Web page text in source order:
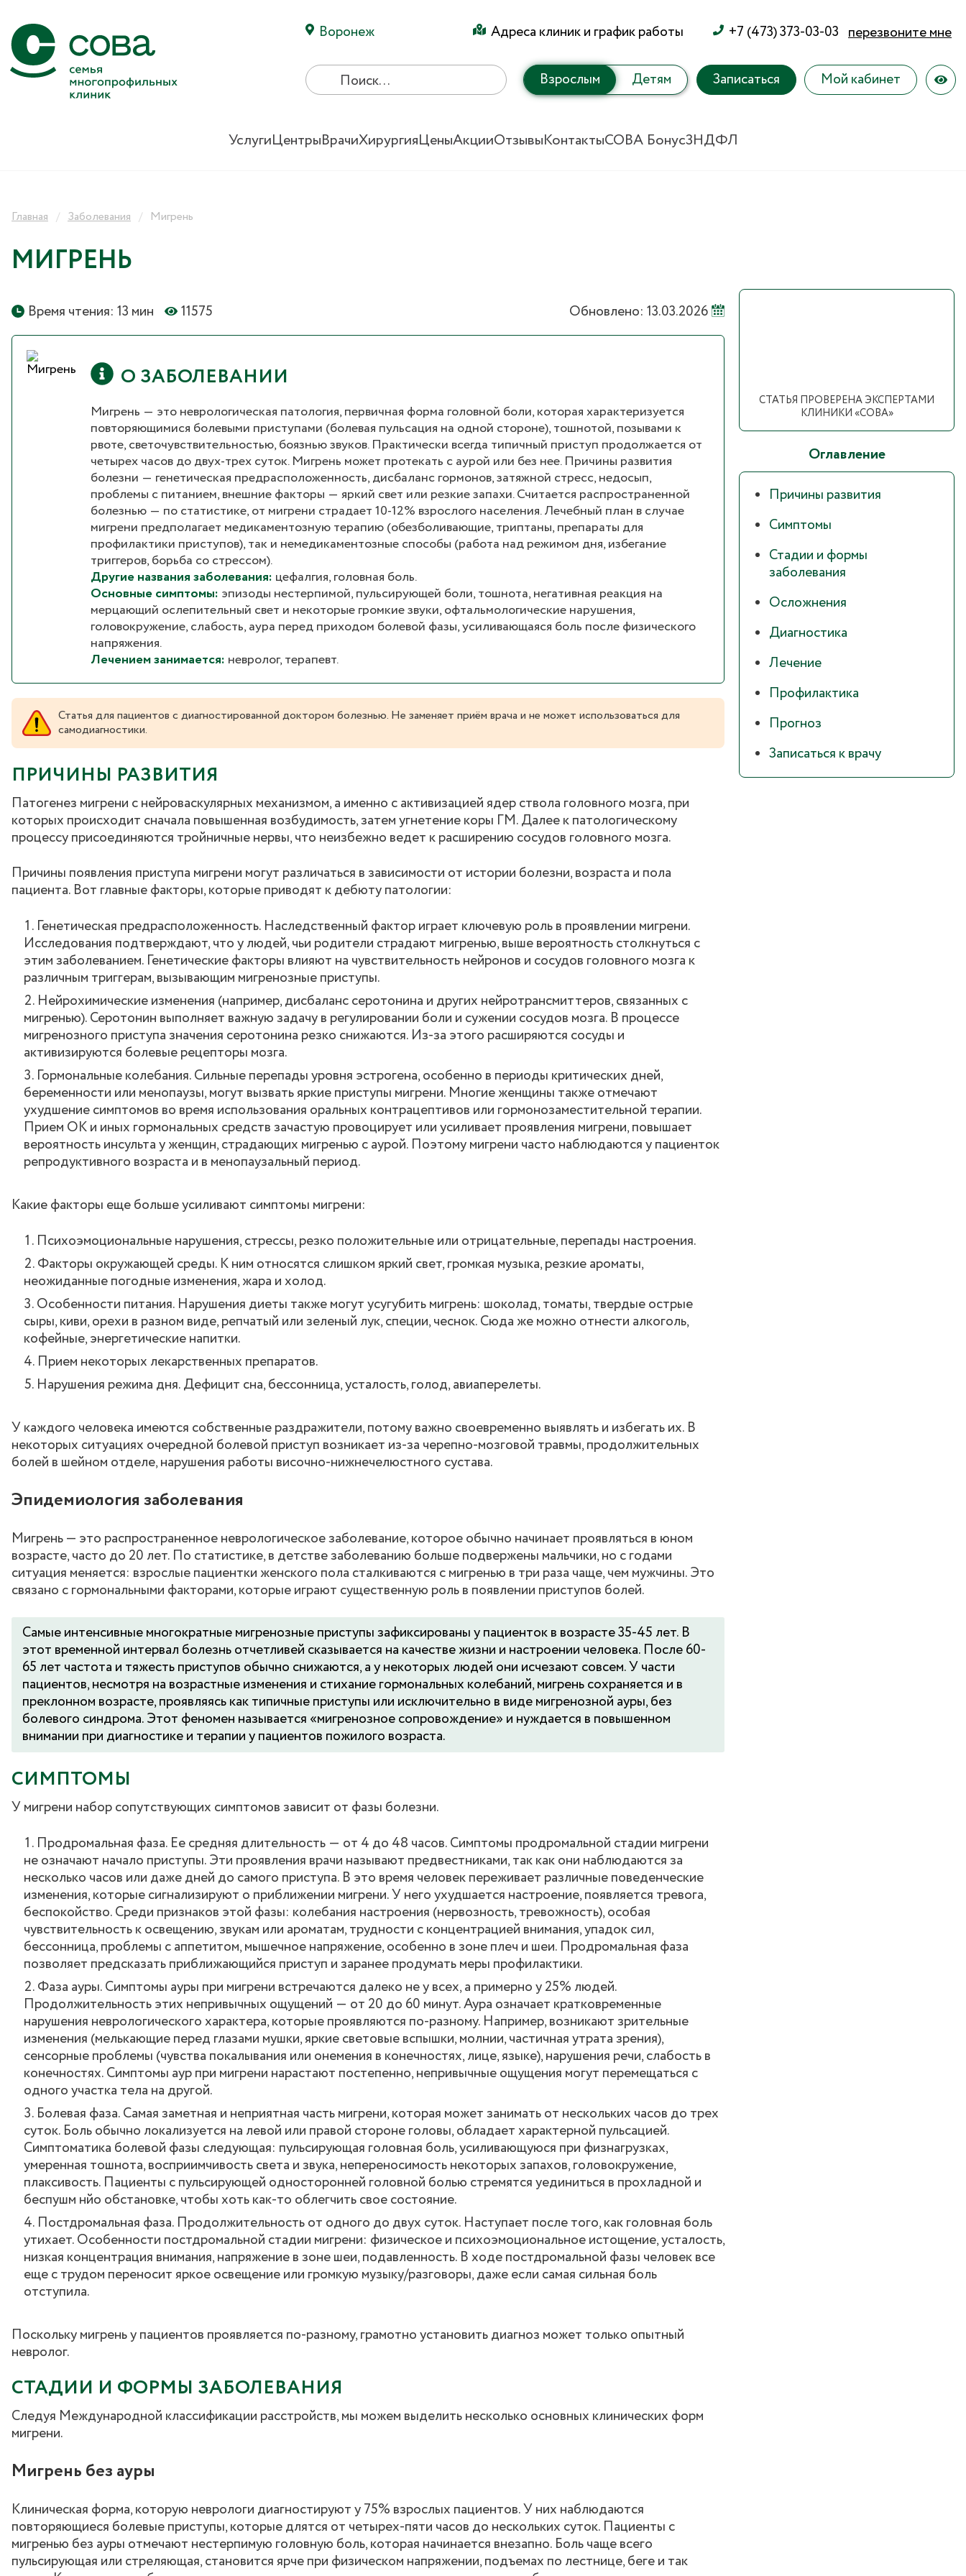
Воронеж Адреса клиник и график работы +7 (473) 373-03-03 перезвоните мне
Взрослым Детям Записаться Мой кабинет
УслугиЦентрыВрачиХирургияЦеныАкцииОтзывыКонтактыСОВА Бонус3НДФЛ
Главная Заболевания Мигрень
МИГРЕНЬ
Время чтения: 13 мин 11575 Обновлено: 13.03.2026
О ЗАБОЛЕВАНИИ
Мигрень ― это неврологическая патология, первичная форма головной боли, которая характеризуется
повторяющимися болевыми приступами (болевая пульсация на одной стороне), тошнотой, позывами к
рвоте, светочувствительностью, боязнью звуков. Практически всегда типичный приступ продолжается от
четырех часов до двух-трех суток. Мигрень может протекать с аурой или без нее. Причины развития
болезни ― генетическая предрасположенность, дисбаланс гормонов, затяжной стресс, недосып,
проблемы с питанием, внешние факторы ― яркий свет или резкие запахи. Считается распространенной
болезнью ― по статистике, от мигрени страдает 10-12% взрослого населения. Лечебный план в случае
мигрени предполагает медикаментозную терапию (обезболивающие, триптаны, препараты для
профилактики приступов), так и немедикаментозные способы (работа над режимом дня, избегание
триггеров, борьба со стрессом).
Другие названия заболевания: цефалгия, головная боль.
Основные симптомы: эпизоды нестерпимой, пульсирующей боли, тошнота, негативная реакция на
мерцающий ослепительный свет и некоторые громкие звуки, офтальмологические нарушения,
головокружение, слабость, аура перед приходом болевой фазы, усиливающаяся боль после физического
напряжения.
Лечением занимается: невролог, терапевт.
Статья для пациентов с диагностированной доктором болезнью. Не заменяет приём врача и не может использоваться для
самодиагностики.
ПРИЧИНЫ РАЗВИТИЯ
Патогенез мигрени с нейроваскулярных механизмом, а именно с активизацией ядер ствола головного мозга, при
которых происходит сначала повышенная возбудимость, затем угнетение коры ГМ. Далее к патологическому
процессу присоединяются тройничные нервы, что неизбежно ведет к расширению сосудов головного мозга.
Причины появления приступа мигрени могут различаться в зависимости от истории болезни, возраста и пола
пациента. Вот главные факторы, которые приводят к дебюту патологии:
Генетическая предрасположенность. Наследственный фактор играет ключевую роль в проявлении мигрени.
Исследования подтверждают, что у людей, чьи родители страдают мигренью, выше вероятность столкнуться с
этим заболеванием. Генетические факторы влияют на чувствительность нейронов и сосудов головного мозга к
различным триггерам, вызывающим мигренозные приступы.
Нейрохимические изменения (например, дисбаланс серотонина и других нейротрансмиттеров, связанных с
мигренью). Серотонин выполняет важную задачу в регулировании боли и сужении сосудов мозга. В процессе
мигренозного приступа значения серотонина резко снижаются. Из-за этого расширяются сосуды и
активизируются болевые рецепторы мозга.
Гормональные колебания. Сильные перепады уровня эстрогена, особенно в периоды критических дней,
беременности или менопаузы, могут вызвать яркие приступы мигрени. Многие женщины также отмечают
ухудшение симптомов во время использования оральных контрацептивов или гормонозаместительной терапии.
Прием ОК и иных гормональных средств зачастую провоцирует или усиливает проявления мигрени, повышает
вероятность инсульта у женщин, страдающих мигренью с аурой. Поэтому мигрени часто наблюдаются у пациенток
репродуктивного возраста и в менопаузальный период.
Какие факторы еще больше усиливают симптомы мигрени:
Психоэмоциональные нарушения, стрессы, резко положительные или отрицательные, перепады настроения.
Факторы окружающей среды. К ним относятся слишком яркий свет, громкая музыка, резкие ароматы,
неожиданные погодные изменения, жара и холод.
Особенности питания. Нарушения диеты также могут усугубить мигрень: шоколад, томаты, твердые острые
сыры, киви, орехи в разном виде, репчатый или зеленый лук, специи, чеснок. Сюда же можно отнести алкоголь,
кофейные, энергетические напитки.
Прием некоторых лекарственных препаратов.
Нарушения режима дня. Дефицит сна, бессонница, усталость, голод, авиаперелеты.
У каждого человека имеются собственные раздражители, потому важно своевременно выявлять и избегать их. В
некоторых ситуациях очередной болевой приступ возникает из-за черепно-мозговой травмы, продолжительных
болей в шейном отделе, нарушения работы височно-нижнечелюстного сустава.
Эпидемиология заболевания
Мигрень — это распространенное неврологическое заболевание, которое обычно начинает проявляться в юном
возрасте, часто до 20 лет. По статистике, в детстве заболеванию больше подвержены мальчики, но с годами
ситуация меняется: взрослые пациентки женского пола сталкиваются с мигренью в три раза чаще, чем мужчины. Это
связано с гормональными факторами, которые играют существенную роль в появлении приступов болей.
Самые интенсивные многократные мигренозные приступы зафиксированы у пациенток в возрасте 35-45 лет. В
этот временной интервал болезнь отчетливей сказывается на качестве жизни и настроении человека. После 60-
65 лет частота и тяжесть приступов обычно снижаются, а у некоторых людей они исчезают совсем. У части
пациентов, несмотря на возрастные изменения и стихание гормональных колебаний, мигрень сохраняется и в
преклонном возрасте, проявляясь как типичные приступы или исключительно в виде мигренозной ауры, без
болевого синдрома. Этот феномен называется «мигренозное сопровождение» и нуждается в повышенном
внимании при диагностике и терапии у пациентов пожилого возраста.
СИМПТОМЫ
У мигрени набор сопутствующих симптомов зависит от фазы болезни.
Продромальная фаза. Ее средняя длительность ― от 4 до 48 часов. Симптомы продромальной стадии мигрени
не означают начало приступы. Эти проявления врачи называют предвестниками, так как они наблюдаются за
несколько часов или даже дней до самого приступа. В это время человек переживает различные поведенческие
изменения, которые сигнализируют о приближении мигрени. У него ухудшается настроение, появляется тревога,
беспокойство. Среди признаков этой фазы: колебания настроения (нервозность, тревожность), особая
чувствительность к освещению, звукам или ароматам, трудности с концентрацией внимания, упадок сил,
бессонница, проблемы с аппетитом, мышечное напряжение, особенно в зоне плеч и шеи. Продромальная фаза
позволяет предсказать приближающийся приступ и заранее продумать меры профилактики.
Фаза ауры. Симптомы ауры при мигрени встречаются далеко не у всех, а примерно у 25% людей.
Продолжительность этих непривычных ощущений ― от 20 до 60 минут. Аура означает кратковременные
нарушения неврологического характера, которые проявляются по-разному. Например, возникают зрительные
изменения (мелькающие перед глазами мушки, яркие световые вспышки, молнии, частичная утрата зрения),
сенсорные проблемы (чувства покалывания или онемения в конечностях, лице, языке), нарушения речи, слабость в
конечностях. Симптомы аур при мигрени нарастают постепенно, непривычные ощущения могут перемещаться с
одного участка тела на другой.
Болевая фаза. Самая заметная и неприятная часть мигрени, которая может занимать от нескольких часов до трех
суток. Боль обычно локализуется на левой или правой стороне головы, обладает характерной пульсацией.
Симптоматика болевой фазы следующая: пульсирующая головная боль, усиливающуюся при физнагрузках,
умеренная тошнота, восприимчивость света и звука, непереносимость некоторых запахов, головокружение,
плаксивость. Пациенты с пульсирующей односторонней головной болью стремятся уединиться в прохладной и
беспушм нйо обстановке, чтобы хоть как-то облегчить свое состояние.
Постдромальная фаза. Продолжительность от одного до двух суток. Наступает после того, как головная боль
утихает. Особенности постдромальной стадии мигрени: физическое и психоэмоциональное истощение, усталость,
низкая концентрация внимания, напряжение в зоне шеи, подавленность. В ходе постдромальной фазы человек все
еще с трудом переносит яркое освещение или громкую музыку/разговоры, даже если самая сильная боль
отступила.
Поскольку мигрень у пациентов проявляется по-разному, грамотно установить диагноз может только опытный
невролог.
СТАДИИ И ФОРМЫ ЗАБОЛЕВАНИЯ
Следуя Международной классификации расстройств, мы можем выделить несколько основных клинических форм
мигрени.
Мигрень без ауры
Клиническая форма, которую неврологи диагностируют у 75% взрослых пациентов. У них наблюдаются
повторяющиеся болевые приступы, которые длятся от четырех-пяти часов до нескольких суток. Пациенты с
мигренью без ауры отмечают нестерпимую головную боль, которая начинается внезапно. Боль чаще всего
пульсирующая или стреляющая, становится ярче при физическом напряжении, подъемах по лестнице, беге и так
СТАТЬЯ ПРОВЕРЕНА ЭКСПЕРТАМИ
КЛИНИКИ «СОВА»
Оглавление
Причины развития
Симптомы
Стадии и формы
заболевания
Осложнения
Диагностика
Лечение
Профилактика
Прогноз
Записаться к врачу